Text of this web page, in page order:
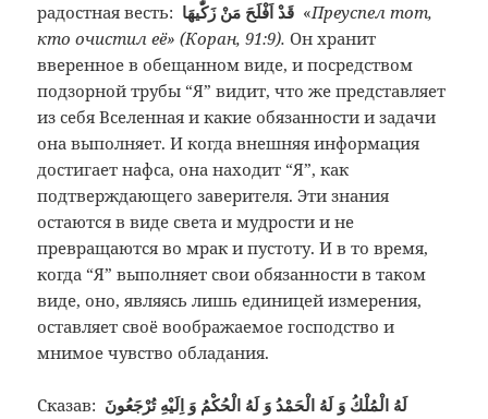
радостная весть: قَدْ اَفْلَحَ مَنْ زَكّٰيهَا «Преуспел тот,
кто очистил её» (Коран, 91:9).Он хранит
вверенное в обещанном виде, и посредством
подзорной трубы “Я” видит, что же представляет
из себя Вселенная и какие обязанности и задачи
она выполняет. И когда внешняя информация
достигает нафса, она находит “Я”, как
подтверждающего заверителя. Эти знания
остаются в виде света и мудрости и не
превращаются во мрак и пустоту. И в то время,
когда “Я” выполняет свои обязанности в таком
виде, оно, являясь лишь единицей измерения,
оставляет своё воображаемое господство и
мнимое чувство обладания.
Сказав: لَهُ الْمُلْكُ وَ لَهُ الْحَمْدُ وَ لَهُ الْحُكْمُ وَ اِلَيْهِ تُرْجَعُونَ